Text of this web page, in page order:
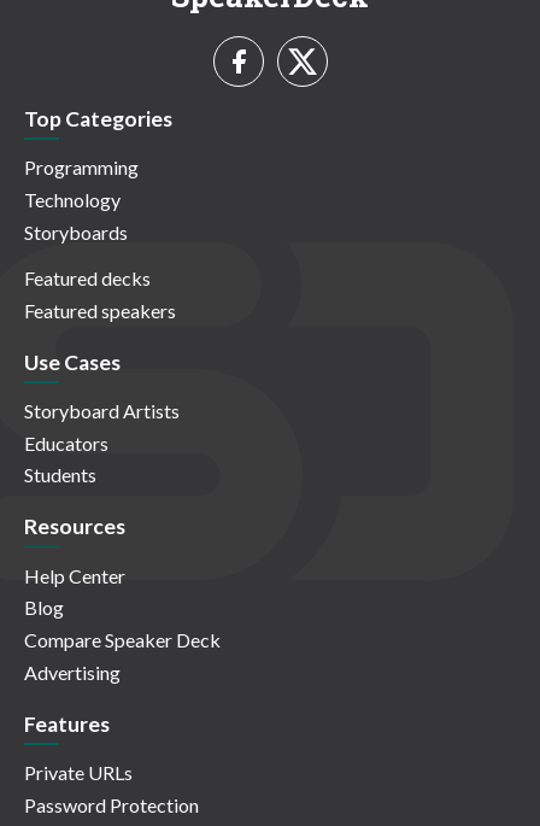
Top Categories
Programming
Technology
Storyboards
Featured decks
Featured speakers
Use Cases
Storyboard Artists
Educators
Students
Resources
Help Center
Blog
Compare Speaker Deck
Advertising
Features
Private URLs
Password Protection